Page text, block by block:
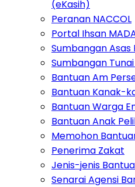
(eKasih)
Peranan NACCOL
Portal Ihsan
Sumbangan Asas
Sumbangan
Bantuan Am
Bantuan Kanak-
Bantuan Warga
Bantuan Anak
Memohon
Penerima Zakat
Jenis-jenis
Senarai Agensi